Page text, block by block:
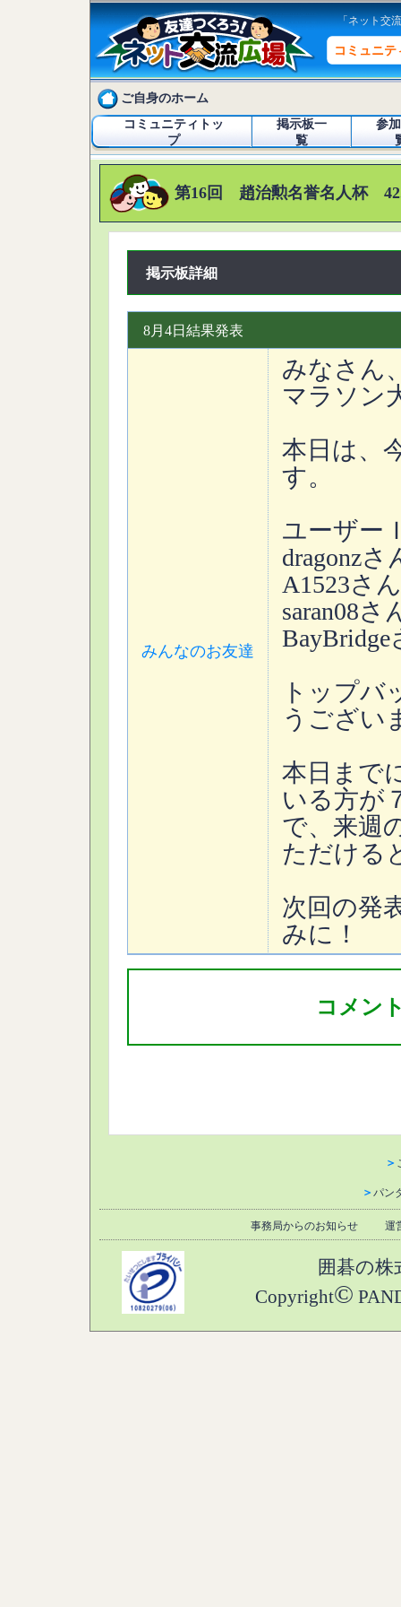
「ネット交
コミュニテ
ご自身のホーム
コミュニティトッ
プ
掲示板一
覧
参
第16回 趙治勲名誉名人杯
掲示板詳細
8月4日結果発表
みんなのお友達
みなさん
マラソン
本日は、
す。
ユーザ
A1523
トップバ
うござい
本日まで
いる方が
で、来週
ただける
次回の発
みに！
コメン
＞
＞ パン
事務局からのお知らせ 運
囲碁の
Copyright©